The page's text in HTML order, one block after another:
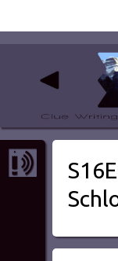
Clue
Literatur in kleinen Happen